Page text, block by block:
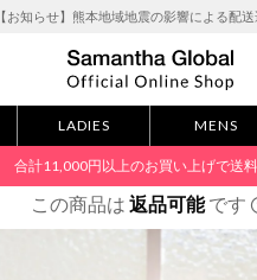
【お知らせ】熊本地域地震の影響による配送
LADIES MENS
合計11,000円以上のお買い上げで送
この商品は 返品可能です